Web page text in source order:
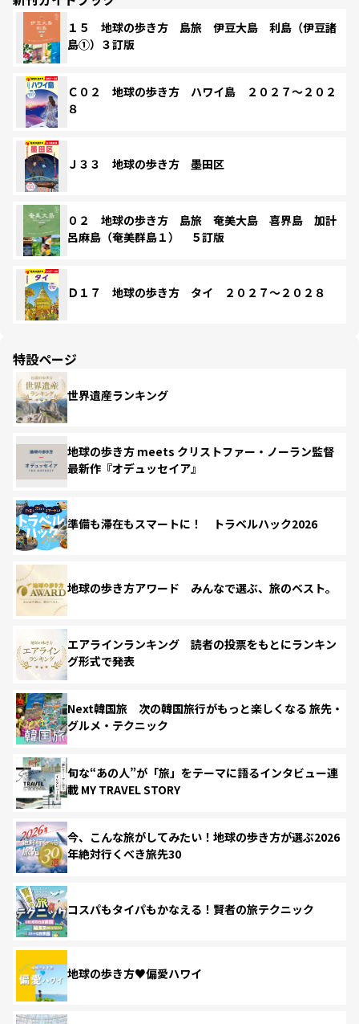
１５ 地球の歩き方 島旅 伊豆大島 利島（伊豆諸
島①）３訂版
Ｃ０２ 地球の歩き方 ハワイ島 ２０２７～２０２
８
Ｊ３３ 地球の歩き方 墨田区
０２ 地球の歩き方 島旅 奄美大島 喜界島 加計
呂麻島（奄美群島１） ５訂版
Ｄ１７ 地球の歩き方 タイ ２０２７～２０２８
特設ページ
世界遺産ランキング
地球の歩き方 meets クリストファー・ノーラン監督
最新作『オデュッセイア』
準備も滞在もスマートに！ トラベルハック2026
地球の歩き方アワード みんなで選ぶ、旅のベスト。
エアラインランキング 読者の投票をもとにランキン
グ形式で発表
Next韓国旅 次の韓国旅行がもっと楽しくなる 旅先・
グルメ・テクニック
旬な“あの人”が「旅」をテーマに語るインタビュー連
載 MY TRAVEL STORY
今、こんな旅がしてみたい！地球の歩き方が選ぶ2026
年絶対行くべき旅先30
コスパもタイパもかなえる！賢者の旅テクニック
地球の歩き方♥偏愛ハワイ